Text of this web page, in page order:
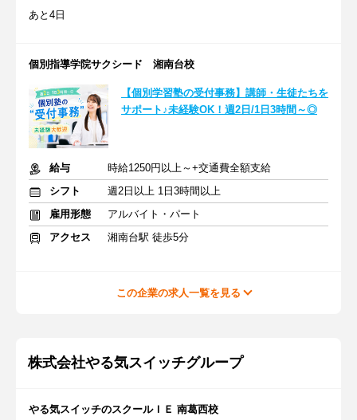
あと4日
個別指導学院サクシード 湘南台校
【個別学習塾の受付事務】講師・生徒たちを
サポート♪未経験OK！週2日/1日3時間～◎
給与
時給1250円以上～+交通費全額支給
シフト
週2日以上 1日3時間以上
雇用形態
アルバイト・パート
アクセス
湘南台駅 徒歩5分
この企業の求人一覧を見る
株式会社やる気スイッチグループ
やる気スイッチのスクールＩＥ 南葛西校